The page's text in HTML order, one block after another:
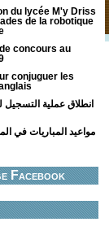
du lycée M'y Driss
de la robotique
concours au
conjuguer les
انطلاق عملية
Facebook